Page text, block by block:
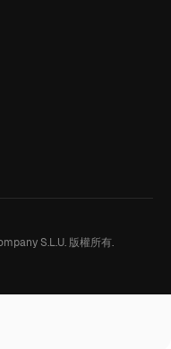
S.L.U. 版權所有.